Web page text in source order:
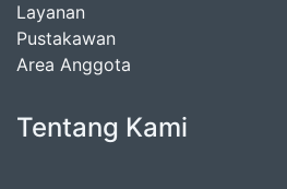
Layanan
Pustakawan
Area Anggota
Tentang Kami